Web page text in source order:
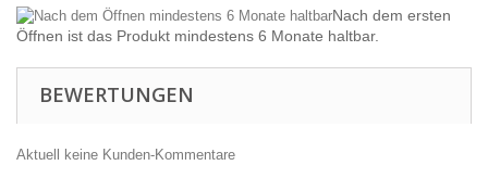
Nach dem ersten
Öffnen ist das Produkt mindestens 6 Monate haltbar.
BEWERTUNGEN
Aktuell keine Kunden-Kommentare